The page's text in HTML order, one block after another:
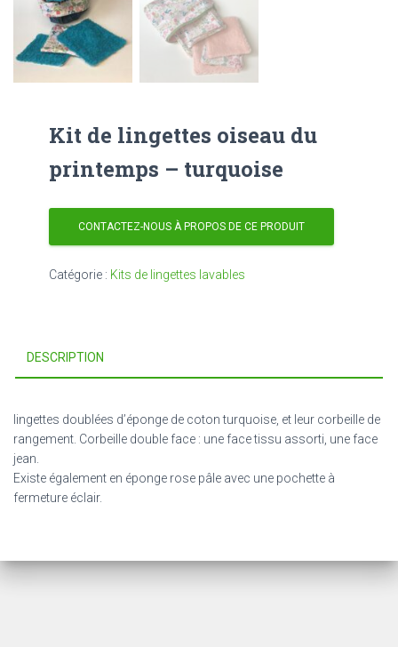
Kit de lingettes oiseau du
printemps – turquoise
CONTACTEZ-NOUS À PROPOS DE CE PRODUIT
Catégorie : Kits de lingettes lavables
DESCRIPTION
lingettes doublées d’éponge de coton turquoise, et leur corbeille de
rangement. Corbeille double face : une face tissu assorti, une face
jean.
Existe également en éponge rose pâle avec une pochette à
fermeture éclair.